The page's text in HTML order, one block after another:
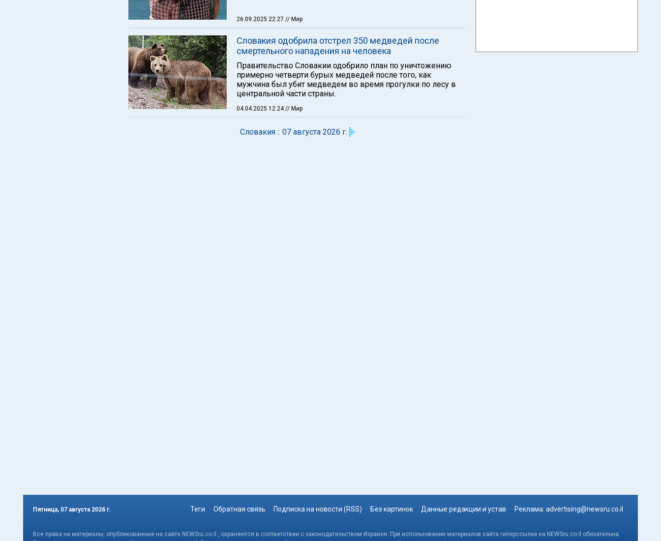
26.09.2025 22:27 // Мир
Словакия одобрила отстрел 350 медведей после
смертельного нападения на человека
Правительство Словакии одобрило план по уничтожению
примерно четверти бурых медведей после того, как
мужчина был убит медведем во время прогулки по лесу в
центральной части страны.
04.04.2025 12:24// Мир
Словакия :: 07 августа 2026 г.
Пятница, 07 августа 2026 г. Теги Обратная связь Подписка на новости (RSS) Без картинок Данные редакции и устав Реклама: advertising@newsru.co.il
Все права на материалы, опубликованные на сайте NEWSru.co.il , охраняются в соответствии с законодательством Израиля. При использовании материалов сайта гиперссылка на NEWSru.co.il обязательна.